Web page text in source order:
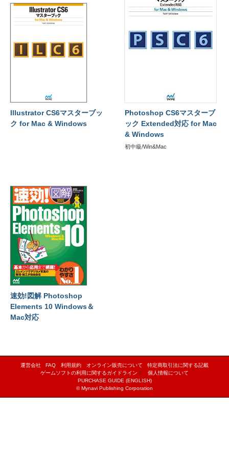
Illustrator CS6マスターブッ
ク for Mac & Windows
Photoshop CS6マスターブ
ック Extended対応 for Mac
& Windows
初中級/Win&Mac
速効!図解 Photoshop
Elements 10 Windows＆
Mac対応
運営会社 FAQ 利用規約 オンライン販売について
特定商取引法に関する記載
ゲームソフトの利用に関するガイドライン
個人情報について
PURCHASE GUIDE (ENGLISH)
© Mynavi Publishing Corporation